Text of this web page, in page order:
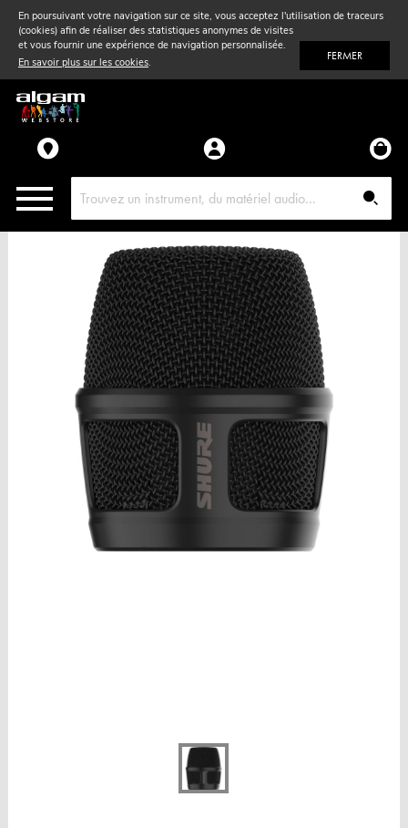
En poursuivant votre navigation sur ce site, vous acceptez l'utilisation de traceurs
(cookies) afin de réaliser des statistiques anonymes de visites
et vous fournir une expérience de navigation personnalisée.
En savoir plus sur les cookies. FERMER
Vent& Violon
Accessoires
Pièces détachées